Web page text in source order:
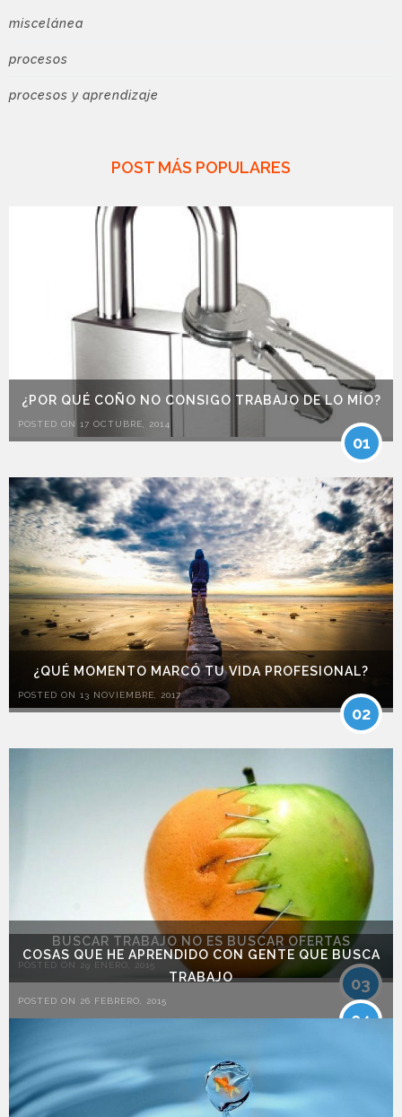
miscelánea
procesos
procesos y aprendizaje
POST MÁS POPULARES
¿POR QUÉ COÑO NO CONSIGO TRABAJO DE LO MÍO?
POSTED ON 17 OCTUBRE, 2014
01
¿QUÉ MOMENTO MARCÓ TU VIDA PROFESIONAL?
POSTED ON 13 NOVIEMBRE, 2017
02
BUSCAR TRABAJO NO ES BUSCAR OFERTAS
POSTED ON 29 ENERO, 2015
03
COSAS QUE HE APRENDIDO CON GENTE QUE BUSCA
TRABAJO
POSTED ON 26 FEBRERO, 2015
04